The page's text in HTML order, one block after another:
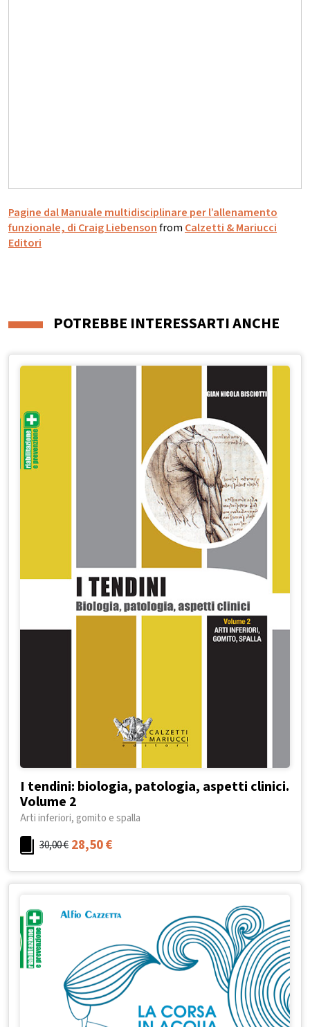
Pagine dal Manuale multidisciplinare per l’allenamento
funzionale, di Craig Liebensonfrom Calzetti & Mariucci
Editori
POTREBBE INTERESSARTI ANCHE
I tendini: biologia, patologia, aspetti clinici.
Volume 2
Arti inferiori, gomito e spalla
30,00€ 28,50€